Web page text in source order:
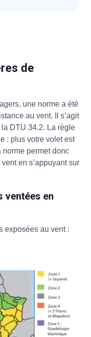
de
une norme a été
au vent. Il s’agit
DTU 34.2. La règle
: plus votre volet est
norme permet donc
en s’appuyant sur
ventées en
exposées au vent :